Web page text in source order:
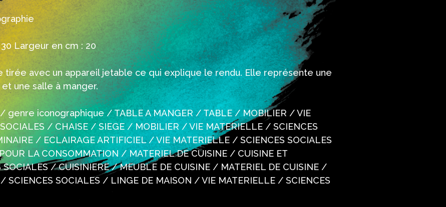
Largeur en cm : 20
tirée avec un appareil jetable ce qui explique le rendu. Elle représente une
une salle à manger.
genre iconographique / TABLE A MANGER / TABLE / MOBILIER / VIE
/ CHAISE / SIEGE / MOBILIER / VIE MATERIELLE / SCIENCES
/ ECLAIRAGE ARTIFICIEL / VIE MATERIELLE / SCIENCES SOCIALES
LA CONSOMMATION / MATERIEL DE CUISINE / CUISINE ET
SOCIALES / CUISINIERE / MEUBLE DE CUISINE / MATERIEL DE CUISINE /
SCIENCES SOCIALES / LINGE DE MAISON / VIE MATERIELLE / SCIENCES